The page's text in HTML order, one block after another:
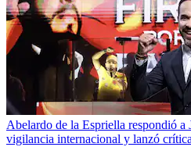
Abelardo de la Espriella respondió
vigilancia internacional y lanzó